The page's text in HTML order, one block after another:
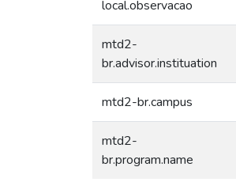
local.observacao
mtd2-
br.advisor.instituation
mtd2-br.campus
mtd2-
br.program.name